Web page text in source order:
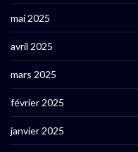
mai 2025
avril 2025
mars 2025
février 2025
janvier 2025